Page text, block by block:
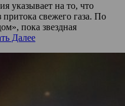
указывает на то, что
свежего газа. По
пока звездная
Далее